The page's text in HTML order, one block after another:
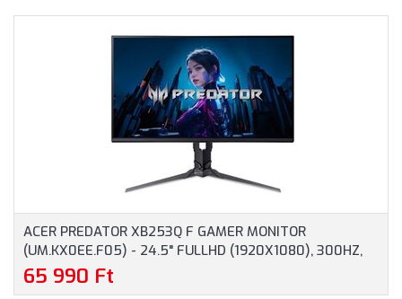
DISPLAYPORT, 2 ÉV
GARANCIA, FEKETE
UHD (3840X2160),
160HZ, 1MS, 400NITS,
2XHDMI, DP, AUDIO, 2 ÉV
GARANCIA, FEKETE
SZÍNBEN
ACER PREDATOR XB253Q F GAMER MONITOR
(UM.KX0EE.F05) - 24.5" FULLHD (1920X1080), 300HZ,
1MS, 250NITS, 2XHDMI, DP, MM, HDR10, 2 ÉV GARANCIA,
FEKETE SZÍNBEN
65 990 Ft